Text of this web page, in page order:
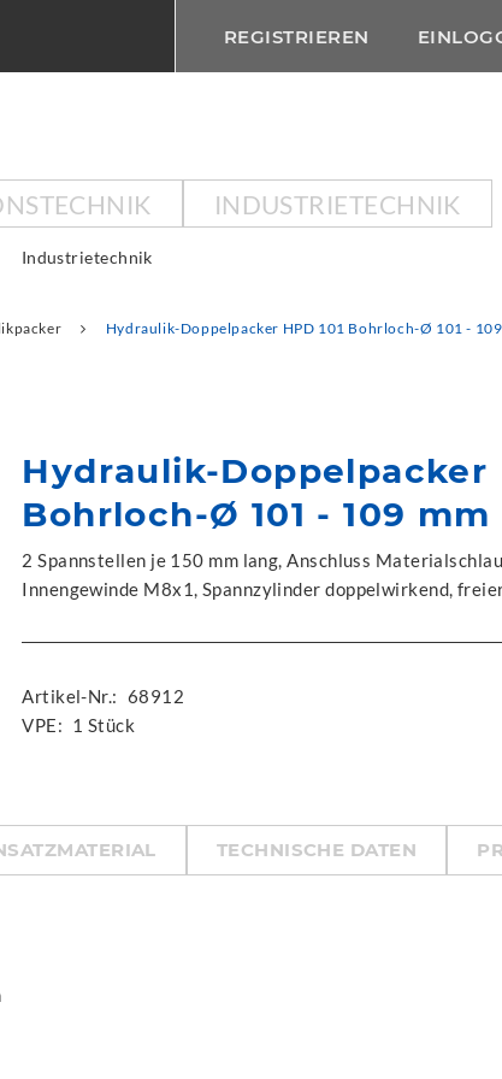
REGISTRIEREN
INDUSTRIETECHNIK
Industrietechnik
Hydraulik-Doppelpacker HPD 101 Bohrloch-Ø 101 -
Hydraulik-Doppelpacker
Bohrloch-Ø 101 - 109 mm
2 Spannstellen je 150 mm lang, Anschluss
Innengewinde M8x1, Spannzylinder doppelwirkend,
Artikel-Nr.: 68912
VPE: 1 Stück
TECHNISCHE DATEN